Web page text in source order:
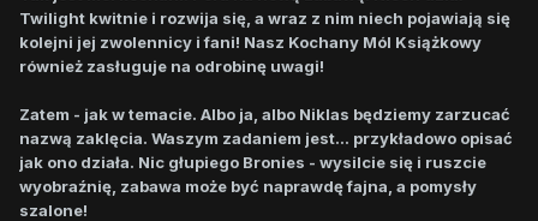
Twilight kwitnie i rozwija się, a wraz z nim niech pojawiają się
kolejni jej zwolennicy i fani! Nasz Kochany Mól Książkowy
również zasługuje na odrobinę uwagi!
Zatem - jak w temacie. Albo ja, albo Niklas będziemy zarzucać
nazwą zaklęcia. Waszym zadaniem jest... przykładowo opisać
jak ono działa. Nic głupiego Bronies - wysilcie się i ruszcie
wyobraźnię, zabawa może być naprawdę fajna, a pomysły
szalone!